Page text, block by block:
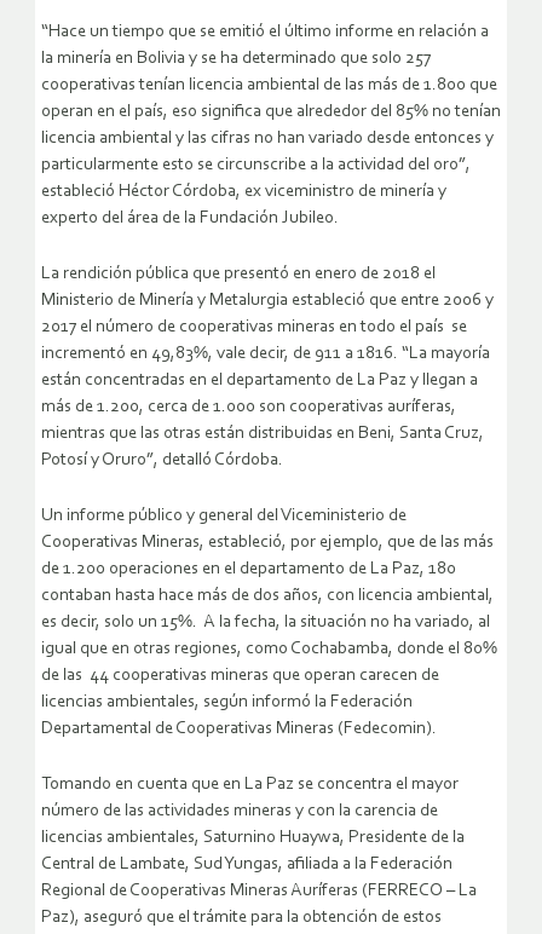
“Hace un tiempo que se emitió el último informe en relación a
la minería en Bolivia y se ha determinado que solo 257
cooperativas tenían licencia ambiental de las más de 1.800 que
operan en el país, eso significa que alrededor del 85% no tenían
licencia ambiental y las cifras no han variado desde entonces y
particularmente esto se circunscribe a la actividad del oro”,
estableció Héctor Córdoba, ex viceministro de minería y
experto del área de la Fundación Jubileo.
La rendición pública que presentó en enero de 2018 el
Ministerio de Minería y Metalurgia estableció que entre 2006 y
2017 el número de cooperativas mineras en todo el país se
incrementó en 49,83%, vale decir, de 911 a 1816. “La mayoría
están concentradas en el departamento de La Paz y llegan a
más de 1.200, cerca de 1.000 son cooperativas auríferas,
mientras que las otras están distribuidas en Beni, Santa Cruz,
Potosí y Oruro”, detalló Córdoba.
Un informe público y general del Viceministerio de
Cooperativas Mineras, estableció, por ejemplo, que de las más
de 1.200 operaciones en el departamento de La Paz, 180
contaban hasta hace más de dos años, con licencia ambiental,
es decir, solo un 15%. A la fecha, la situación no ha variado, al
igual que en otras regiones, como Cochabamba, donde el 80%
de las 44 cooperativas mineras que operan carecen de
licencias ambientales, según informó la Federación
Departamental de Cooperativas Mineras (Fedecomin).
Tomando en cuenta que en La Paz se concentra el mayor
número de las actividades mineras y con la carencia de
licencias ambientales, Saturnino Huaywa, Presidente de la
Central de Lambate, Sud Yungas, afiliada a la Federación
Regional de Cooperativas Mineras Auríferas (FERRECO – La
Paz), aseguró que el trámite para la obtención de estos